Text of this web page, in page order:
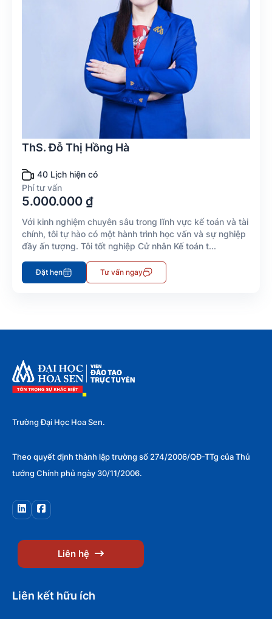
ThS. Đỗ Thị Hồng Hà
40 Lịch hiện có
Phí tư vấn
5.000.000 ₫
Với kinh nghiệm chuyên sâu trong lĩnh vực kế toán và tài
chính, tôi tự hào có một hành trình học vấn và sự nghiệp
đầy ấn tượng. Tôi tốt nghiệp Cử nhân Kế toán t...
Đặt hẹn Tư vấn ngay
Trường Đại Học Hoa Sen.
Theo quyết định thành lập trường số 274/2006/QĐ-TTg của Thủ
tướng Chính phủ ngày 30/11/2006.
Liên hệ
Liên kết hữu ích